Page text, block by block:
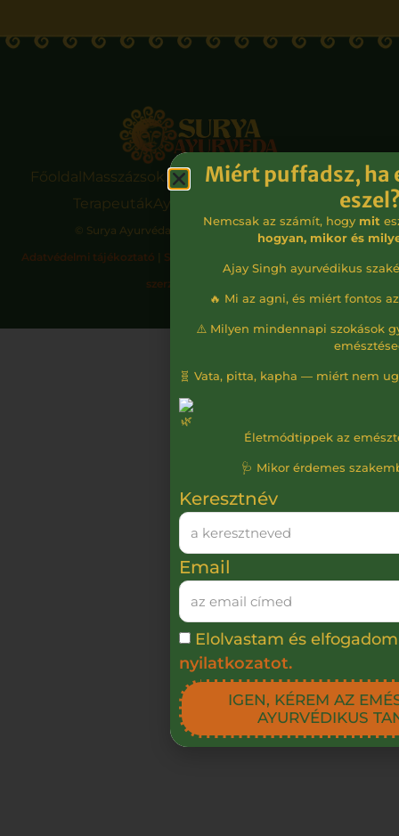
FőoldalMasszázsokKezelésekAyurvédikus kúrák
TerapeutákAyurveda blog
© Surya Ayurvéda Kft. – Minden jog fenntartva!
Adatvédelmi tájékoztató
Süti szabályzat
szerződési feltételek
Miért puffadsz, ha
Nemcsak az számít, hogy mit
hogyan, mikor és
Ajay Singh ayurvédikus
🔥 Mi az agni, és miért fontos
⚠️ Milyen mindennapi szokások
🧬 Vata, pitta, kapha — miért nem
Életmódtippek az
🩺 Mikor érdemes
Keresztnév
Email
Elolvastam és
nyilatkozatot.
IGEN, KÉREM AZ
AYURVÉDIKUS